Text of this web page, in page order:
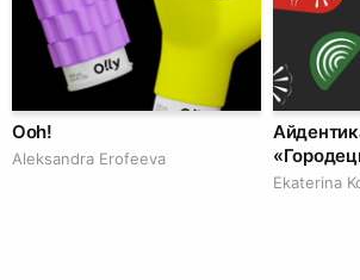
Ooh!
Aleksandra Erofeeva
Ekaterina